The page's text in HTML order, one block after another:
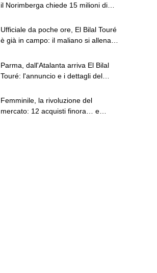
il Norimberga chiede 15 milioni di
Ufficiale da poche ore, El Bilal Touré
è già in campo: il maliano si allena
Parma, dall'Atalanta arriva El Bilal
Touré: l'annuncio e i dettagli del
Femminile, la rivoluzione del
mercato: 12 acquisti finora… e